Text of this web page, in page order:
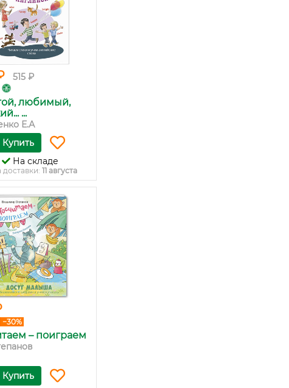
515 ₽
любимый,
...
Е.А
Купить
На складе
доставки: 11 августа
−30%
– поиграем
Купить